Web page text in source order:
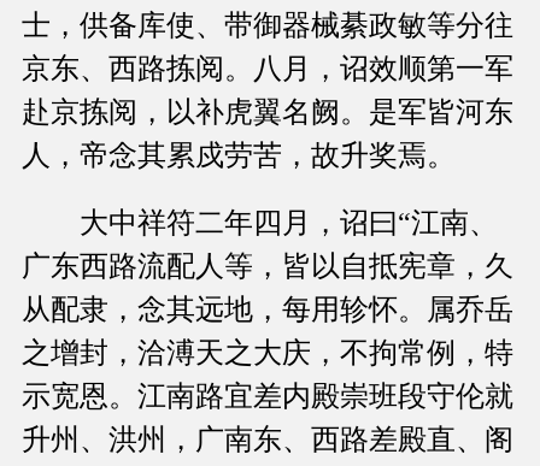
士，供备库使、带御器械綦政敏等分往
京东、西路拣阅。八月，诏效顺第一军
赴京拣阅，以补虎翼名阙。是军皆河东
人，帝念其累戍劳苦，故升奖焉。
大中祥符二年四月，诏曰“江南、
广东西路流配人等，皆以自抵宪章，久
从配隶，念其远地，每用轸怀。属乔岳
之增封，洽溥天之大庆，不拘常例，特
示宽恩。江南路宜差内殿崇班段守伦就
升州、洪州，广南东、西路差殿直、阁